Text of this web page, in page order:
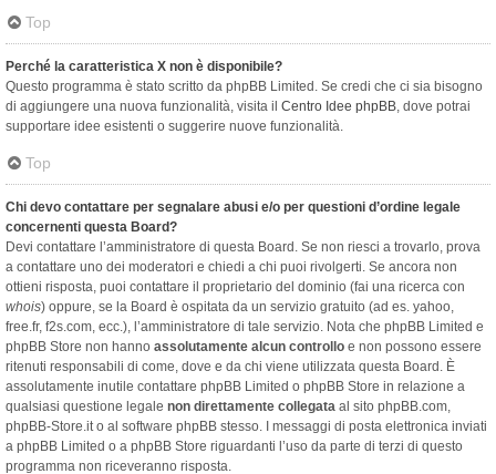
Top
Perché la caratteristica X non è disponibile?
Questo programma è stato scritto da phpBB Limited. Se credi che ci sia bisogno
di aggiungere una nuova funzionalità, visita il Centro Idee phpBB, dove potrai
supportare idee esistenti o suggerire nuove funzionalità.
Top
Chi devo contattare per segnalare abusi e/o per questioni d’ordine legale
concernenti questa Board?
Devi contattare l’amministratore di questa Board. Se non riesci a trovarlo, prova
a contattare uno dei moderatori e chiedi a chi puoi rivolgerti. Se ancora non
ottieni risposta, puoi contattare il proprietario del dominio (fai una ricerca con
whois) oppure, se la Board è ospitata da un servizio gratuito (ad es. yahoo,
free.fr, f2s.com, ecc.), l’amministratore di tale servizio. Nota che phpBB Limited e
phpBB Store non hanno assolutamente alcun controllo e non possono essere
ritenuti responsabili di come, dove e da chi viene utilizzata questa Board. È
assolutamente inutile contattare phpBB Limited o phpBB Store in relazione a
qualsiasi questione legale non direttamente collegata al sito phpBB.com,
phpBB-Store.it o al software phpBB stesso. I messaggi di posta elettronica inviati
a phpBB Limited o a phpBB Store riguardanti l’uso da parte di terzi di questo
programma non riceveranno risposta.